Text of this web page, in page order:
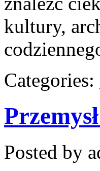
kultury,
Categories:
Posted by